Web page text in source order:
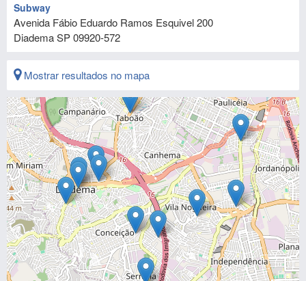
Subway
Avenida Fábio Eduardo Ramos Esquivel 200
DiademaSP09920-572
Mostrar resultados no mapa